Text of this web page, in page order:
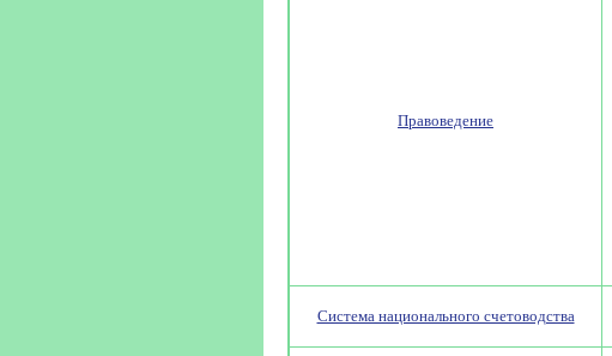
Правоведение
Система национального счетоводства